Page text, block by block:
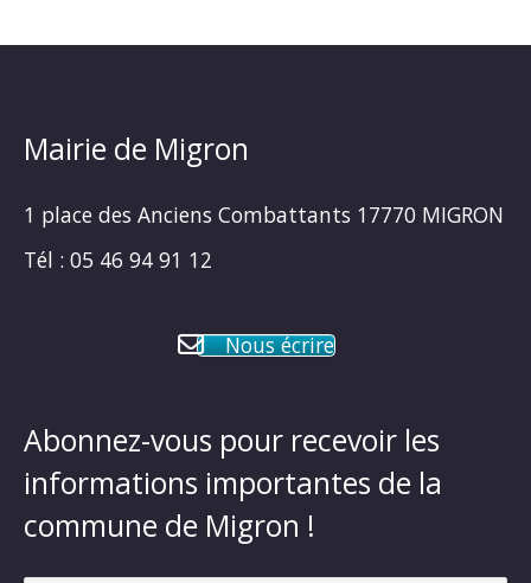
Mairie de Migron
1 place des Anciens Combattants 17770 MIGRON
Tél : 05 46 94 91 12
Nous écrire
Abonnez-vous pour recevoir les
informations importantes de la
commune de Migron !